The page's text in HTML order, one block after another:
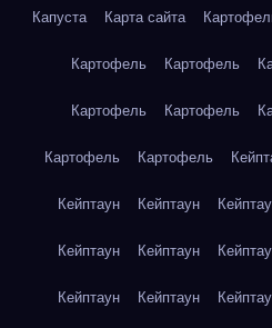
Капуста Карта сайта
Картофель Картофель
Картофель Картофель
Картофель Картофель
Кейптаун Кейптаун
Кейптаун Кейптаун
Кейптаун Кейптаун